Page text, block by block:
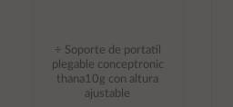
÷ Soporte de portatil
plegable conceptronic
thana10g con altura
ajustable